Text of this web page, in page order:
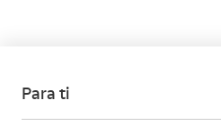
Para ti